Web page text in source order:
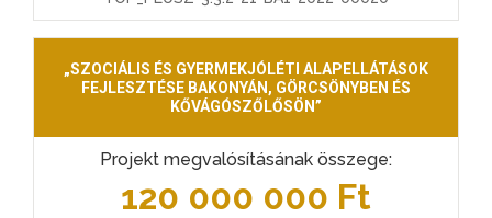
„SZOCIÁLIS ÉS GYERMEKJÓLÉTI ALAPELLÁTÁSOK
FEJLESZTÉSE BAKONYÁN, GÖRCSÖNYBEN ÉS
KŐVÁGÓSZŐLŐSÖN”
Projekt megvalósításának összege:
120 000 000 Ft